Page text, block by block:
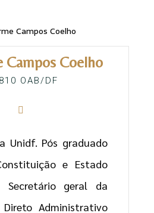
Campos Coelho
OAB/DF
Unidf. Pós graduado
e Estado
Secretário geral da
Administrativo